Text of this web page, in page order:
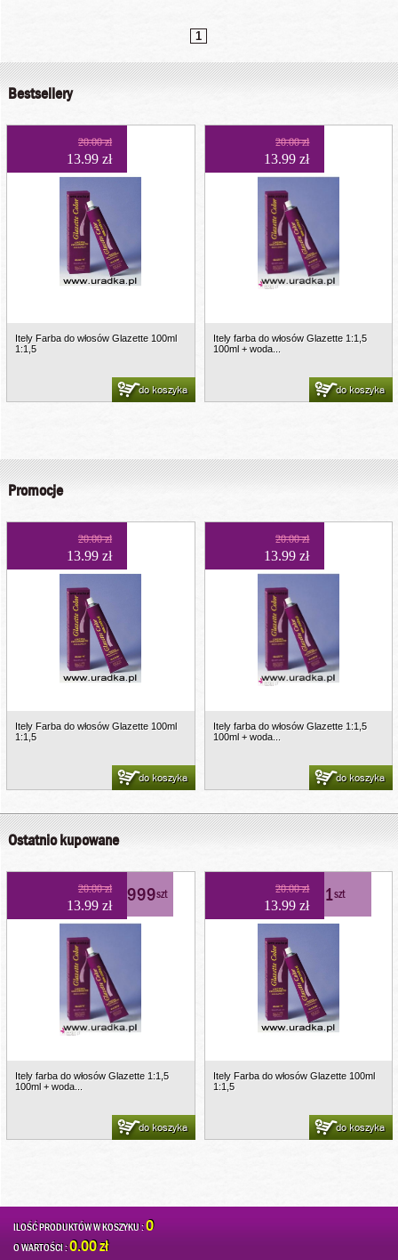
1
Bestsellery
20.00 zł
13.99 zł
Itely Farba do włosów Glazette 100ml
1:1,5
do koszyka
20.00 zł
13.99 zł
Itely farba do włosów Glazette 1:1,5
100ml + woda...
do koszyka
Promocje
20.00 zł
13.99 zł
Itely Farba do włosów Glazette 100ml
1:1,5
do koszyka
20.00 zł
13.99 zł
Itely farba do włosów Glazette 1:1,5
100ml + woda...
do koszyka
Ostatnio kupowane
20.00 zł
13.99 zł 999szt
Itely farba do włosów Glazette 1:1,5
100ml + woda...
do koszyka
20.00 zł
13.99 zł 1szt
Itely Farba do włosów Glazette 100ml
1:1,5
do koszyka
ILOŚĆ PRODUKTÓW W KOSZYKU :0
O WARTOŚCI :0.00 zł